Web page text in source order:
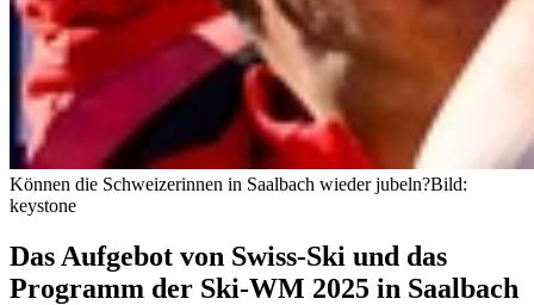
Können die Schweizerinnen in Saalbach wieder jubeln?Bild:
keystone
Das Aufgebot von Swiss-Ski und das
Programm der Ski-WM 2025 in Saalbach